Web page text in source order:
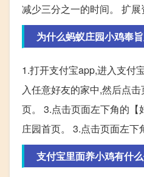
减少三分之一的时间。 扩展
为什么蚂蚁庄园小鸡奉
1.打开支付宝app,进入支付
入任意好友的家中,然后点
页。 3.点击页面左下角的【
庄园首页。 3.点击页面左下
支付宝里面养小鸡有什